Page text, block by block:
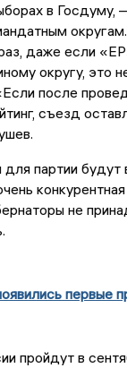
в Госдуму,
даже если
округу, это
после
съезд
для партии
не
первые
пройдут в